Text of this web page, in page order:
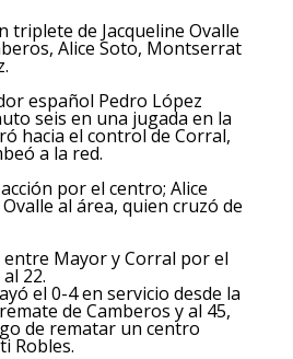
triplete de Jacqueline Ovalle
Alice Soto, Montserrat
español Pedro López
seis en una jugada en la
hacia el control de Corral,
a la red.
por el centro; Alice
al área, quien cruzó de
Mayor y Corral por el
22.
el 0-4 en servicio desde la
de Camberos y al 45,
de rematar un centro
Robles.